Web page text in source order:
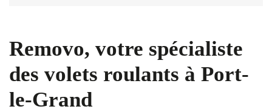
Removo, votre spécialiste
des volets roulants à Port-
le-Grand